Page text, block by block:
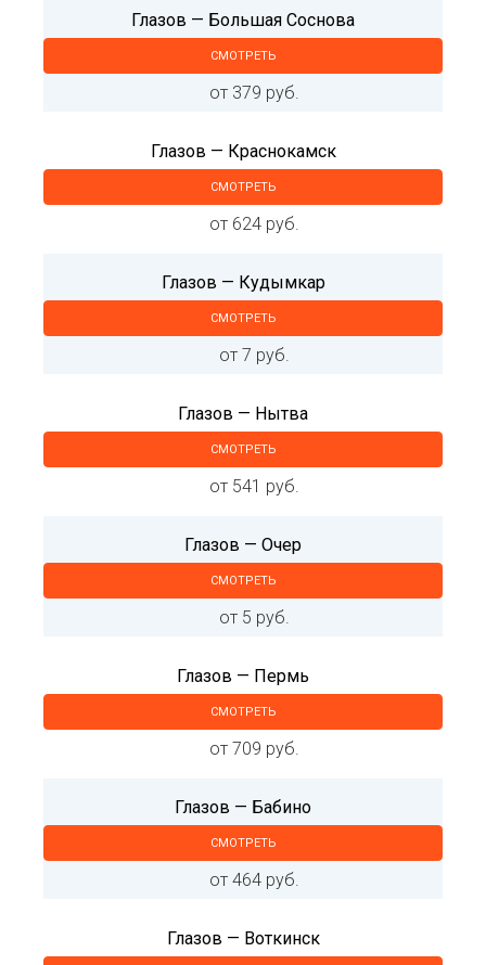
Глазов — Большая Соснова
СМОТРЕТЬ
от 379 руб.
Глазов — Краснокамск
СМОТРЕТЬ
от 624 руб.
Глазов — Кудымкар
СМОТРЕТЬ
от 7 руб.
Глазов — Нытва
СМОТРЕТЬ
от 541 руб.
Глазов — Очер
СМОТРЕТЬ
от 5 руб.
Глазов — Пермь
СМОТРЕТЬ
от 709 руб.
Глазов — Бабино
СМОТРЕТЬ
от 464 руб.
Глазов — Воткинск